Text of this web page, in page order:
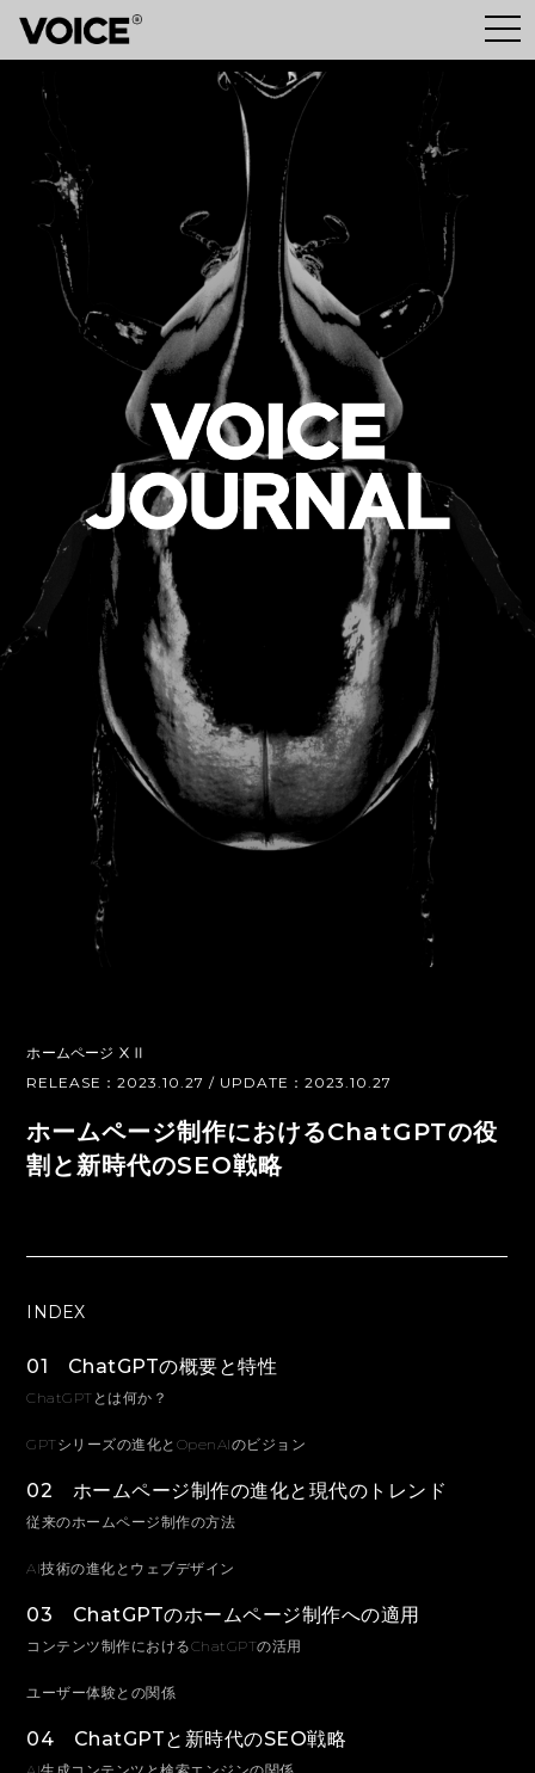
ホームページ ⅩⅡ
RELEASE：2023.10.27 / UPDATE：2023.10.27
ホームページ制作におけるChatGPTの役
割と新時代のSEO戦略
INDEX
01 ChatGPTの概要と特性
ChatGPTとは何か？
GPTシリーズの進化とOpenAIのビジョン
02 ホームページ制作の進化と現代のトレンド
従来のホームページ制作の方法
AI技術の進化とウェブデザイン
03 ChatGPTのホームページ制作への適用
コンテンツ制作におけるChatGPTの活用
ユーザー体験との関係
04 ChatGPTと新時代のSEO戦略